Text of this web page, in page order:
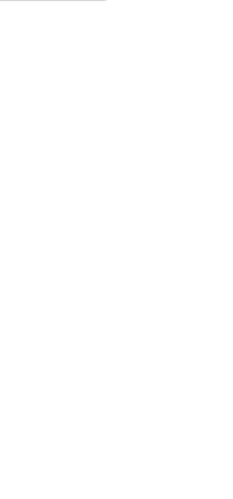
Solicite a su administrador